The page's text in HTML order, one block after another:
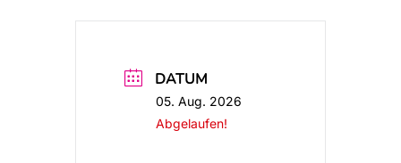
DATUM
05. Aug. 2026
Abgelaufen!